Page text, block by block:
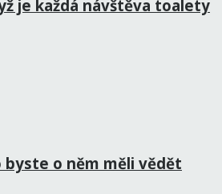
je každá návštěva toalety
byste o něm měli vědět